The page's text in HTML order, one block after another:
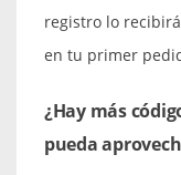
registro lo
en tu primer
¿Hay más
pueda